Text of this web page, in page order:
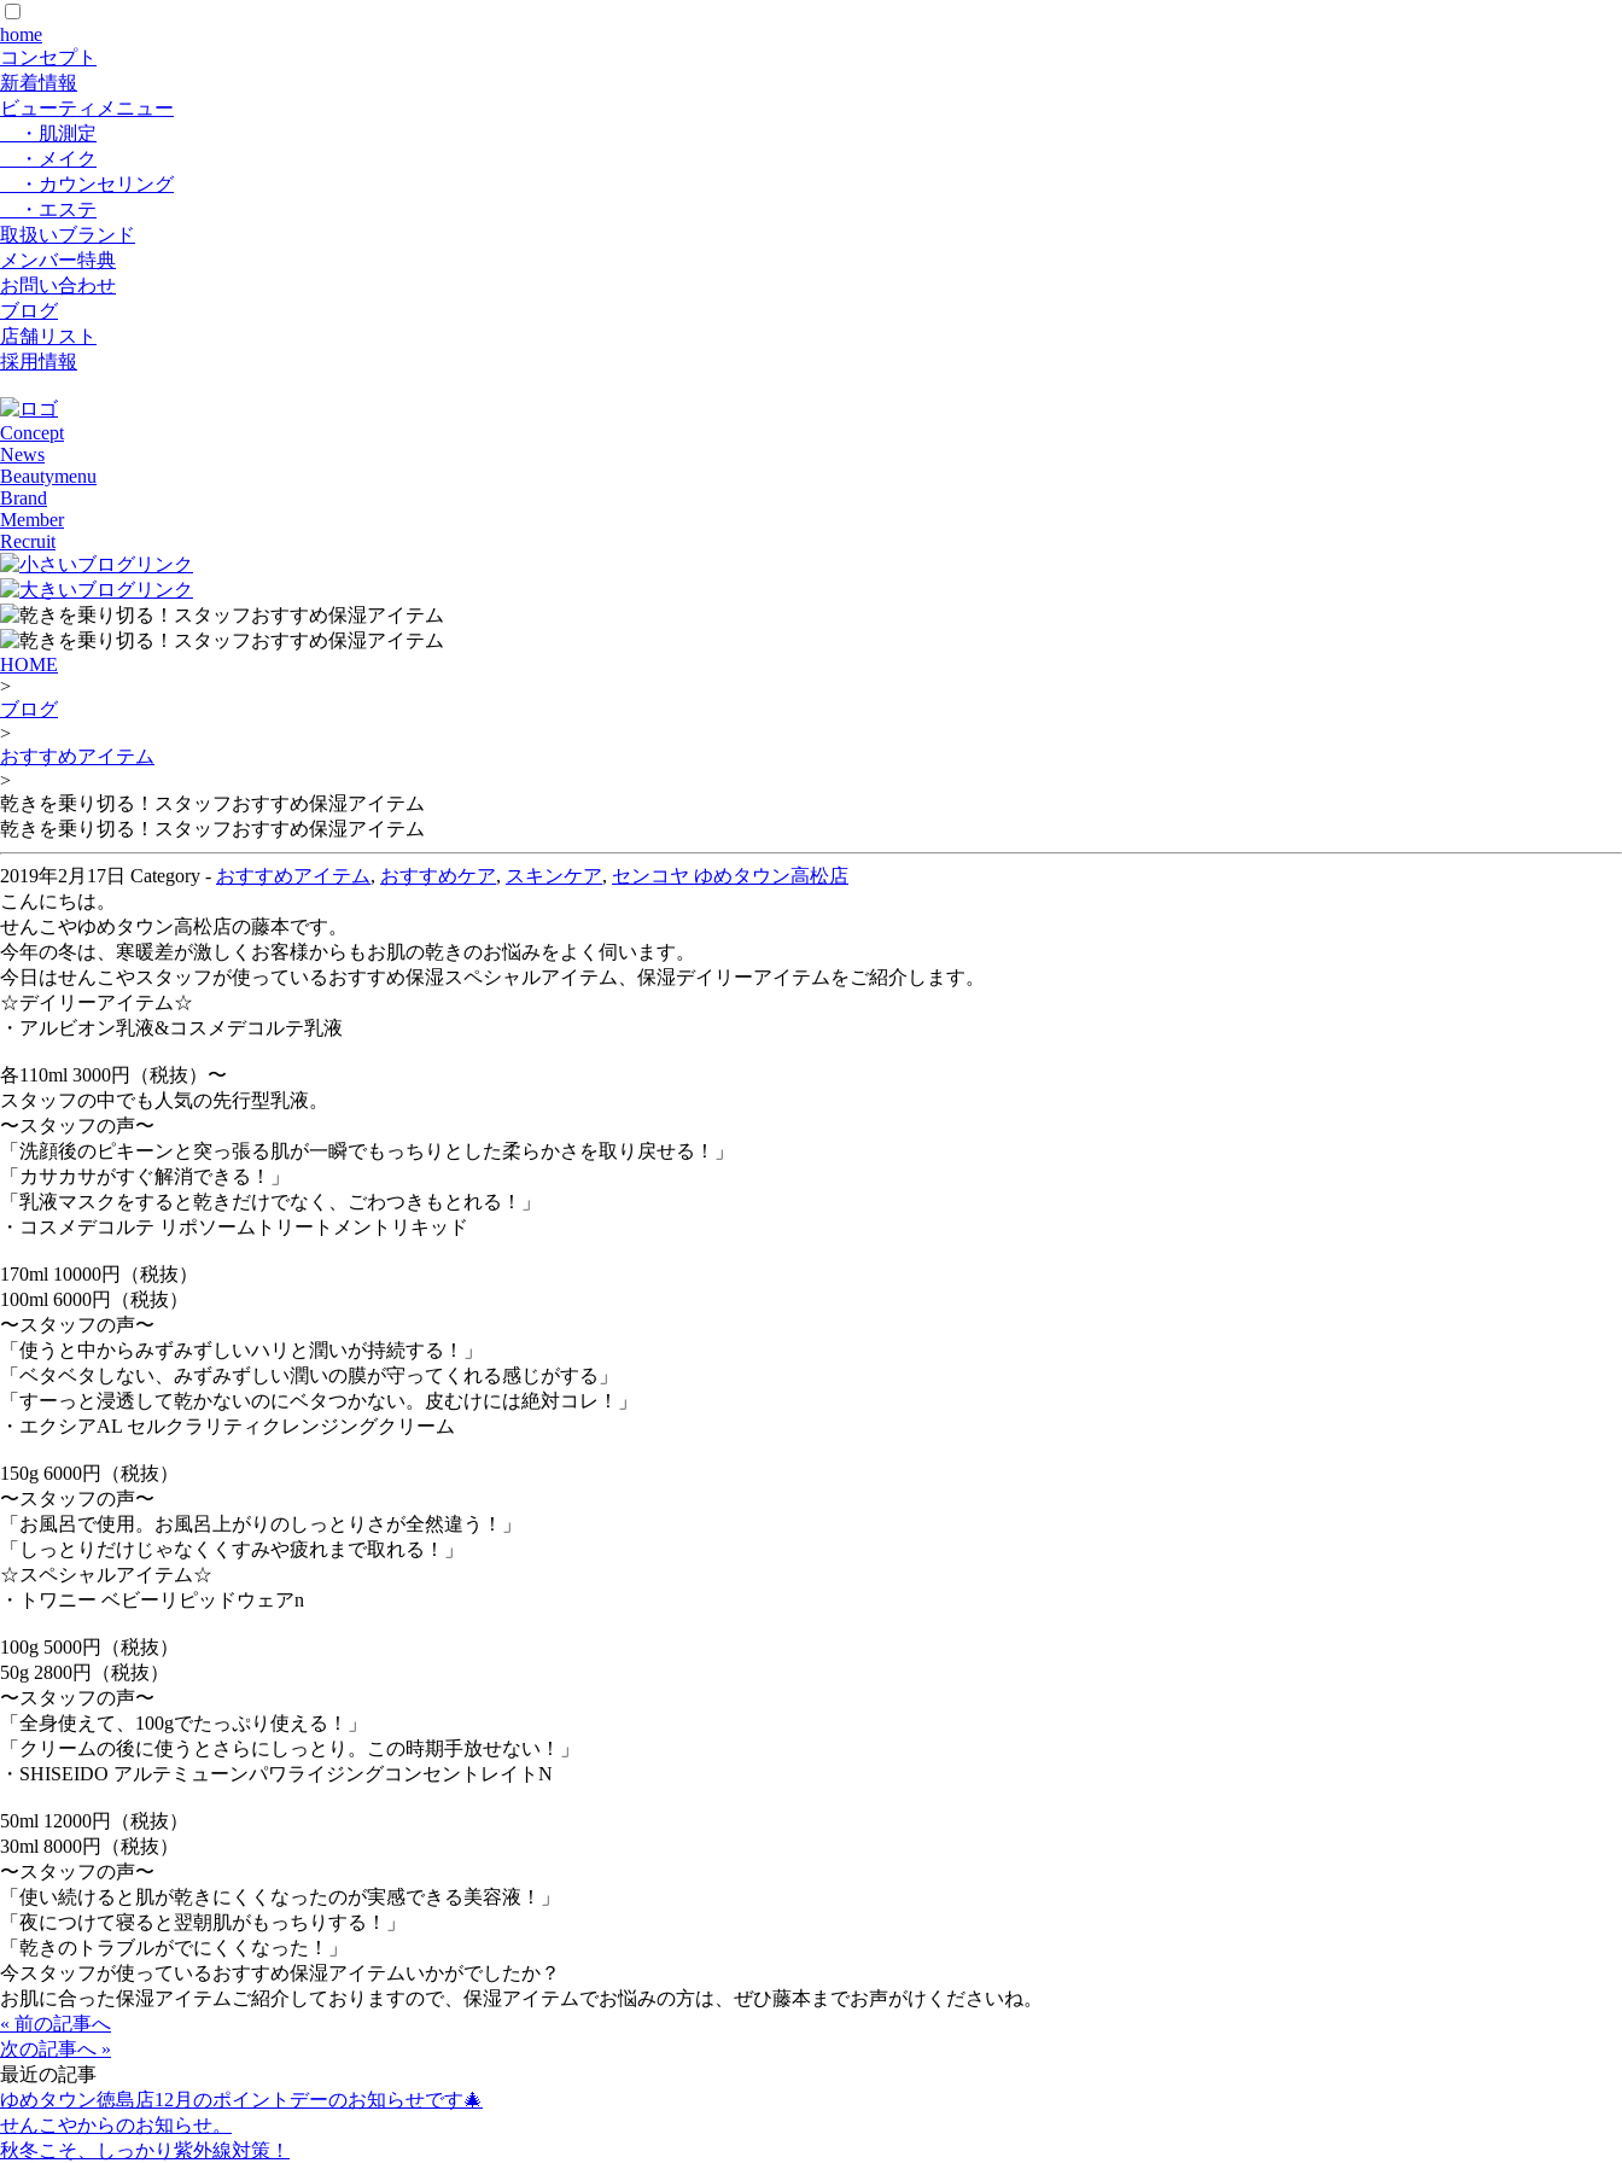
home
コンセプト
新着情報
ビューティメニュー
・肌測定
・メイク
・カウンセリング
・エステ
取扱いブランド
メンバー特典
お問い合わせ
ブログ
店舗リスト
採用情報
Concept
News
Beautymenu
Brand
Member
Recruit
HOME
>
ブログ
>
おすすめアイテム
>
乾きを乗り切る！スタッフおすすめ保湿アイテム
乾きを乗り切る！スタッフおすすめ保湿アイテム
2019年2月17日 Category - おすすめアイテム, おすすめケア, スキンケア, センコヤ ゆめタウン高松店
こんにちは。
せんこやゆめタウン高松店の藤本です。
今年の冬は、寒暖差が激しくお客様からもお肌の乾きのお悩みをよく伺います。
今日はせんこやスタッフが使っているおすすめ保湿スペシャルアイテム、保湿デイリーアイテムをご紹介します。
☆デイリーアイテム☆
・アルビオン乳液&コスメデコルテ乳液
各110ml 3000円（税抜）〜
スタッフの中でも人気の先行型乳液。
〜スタッフの声〜
「洗顔後のピキーンと突っ張る肌が一瞬でもっちりとした柔らかさを取り戻せる！」
「カサカサがすぐ解消できる！」
「乳液マスクをすると乾きだけでなく、ごわつきもとれる！」
・コスメデコルテ リポソームトリートメントリキッド
170ml 10000円（税抜）
100ml 6000円（税抜）
〜スタッフの声〜
「使うと中からみずみずしいハリと潤いが持続する！」
「ベタベタしない、みずみずしい潤いの膜が守ってくれる感じがする」
「すーっと浸透して乾かないのにベタつかない。皮むけには絶対コレ！」
・エクシアAL セルクラリティクレンジングクリーム
150g 6000円（税抜）
〜スタッフの声〜
「お風呂で使用。お風呂上がりのしっとりさが全然違う！」
「しっとりだけじゃなくくすみや疲れまで取れる！」
☆スペシャルアイテム☆
・トワニー ベビーリピッドウェアn
100g 5000円（税抜）
50g 2800円（税抜）
〜スタッフの声〜
「全身使えて、100gでたっぷり使える！」
「クリームの後に使うとさらにしっとり。この時期手放せない！」
・SHISEIDO アルテミューンパワライジングコンセントレイトN
50ml 12000円（税抜）
30ml 8000円（税抜）
〜スタッフの声〜
「使い続けると肌が乾きにくくなったのが実感できる美容液！」
「夜につけて寝ると翌朝肌がもっちりする！」
「乾きのトラブルがでにくくなった！」
今スタッフが使っているおすすめ保湿アイテムいかがでしたか？
お肌に合った保湿アイテムご紹介しておりますので、保湿アイテムでお悩みの方は、ぜひ藤本までお声がけくださいね。
« 前の記事へ
次の記事へ »
最近の記事
ゆめタウン徳島店12月のポイントデーのお知らせです🎄
せんこやからのお知らせ。
秋冬こそ、しっかり紫外線対策！